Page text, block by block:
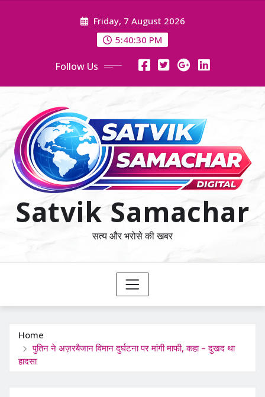
Friday, 7 August 2026
5:40:31 PM
Follow Us
Satvik Samachar
सत्य और भरोसे की खबर
Home
पुतिन ने अज़रबैजान विमान दुर्घटना पर मांगी माफी, कहा – दुखद था
हादसा